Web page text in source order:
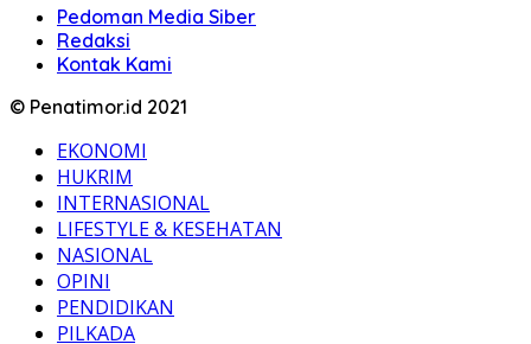
Pedoman Media Siber
Redaksi
Kontak Kami
© Penatimor.id 2021
EKONOMI
HUKRIM
INTERNASIONAL
LIFESTYLE & KESEHATAN
NASIONAL
OPINI
PENDIDIKAN
PILKADA